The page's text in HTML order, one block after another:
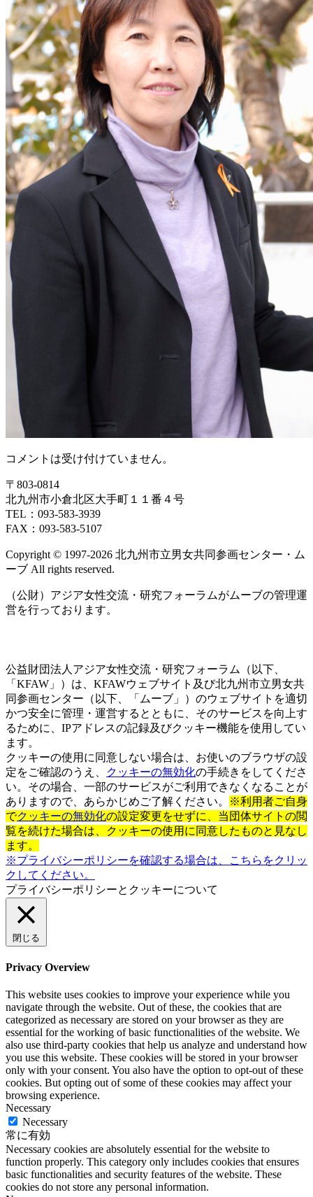
コメントは受け付けていません。
〒803‐0814
北九州市小倉北区大手町１１番４号
TEL：093‐583‐3939
FAX：093‐583‐5107
Copyright © 1997‐2026 北九州市立男女共同参画センター・ム
ーブ All rights reserved.
（公財）アジア女性交流・研究フォーラムがムーブの管理運
営を行っております。
公益財団法人アジア女性交流・研究フォーラム（以下、
「KFAW」）は、KFAWウェブサイト及び北九州市立男女共
同参画センター（以下、「ムーブ」）のウェブサイトを適切
かつ安全に管理・運営するとともに、そのサービスを向上す
るために、IPアドレスの記録及びクッキー機能を使用してい
ます。
クッキーの使用に同意しない場合は、お使いのブラウザの設
定をご確認のうえ、
クッキーの無効化の手続きをしてくださ
い。その場合、一部のサービスがご利用できなくなることが
ありますので、あらかじめご了解ください。
※利用者ご自身
でクッキーの無効化の設定変更をせずに、当団体サイトの閲
覧を続けた場合は、クッキーの使用に同意したものと見なし
ます。
※プライバシーポリシーを確認する場合は、こちらをクリッ
クしてください。
プライバシーポリシーとクッキーについて
閉じる
Privacy Overview
This website uses cookies to improve your experience while you
navigate through the website. Out of these, the cookies that are
categorized as necessary are stored on your browser as they are
essential for the working of basic functionalities of the website. We
also use third-party cookies that help us analyze and understand how
you use this website. These cookies will be stored in your browser
only with your consent. You also have the option to opt-out of these
cookies. But opting out of some of these cookies may affect your
browsing experience.
Necessary
Necessary
常に有効
Necessary cookies are absolutely essential for the website to
function properly. This category only includes cookies that ensures
basic functionalities and security features of the website. These
cookies do not store any personal information.